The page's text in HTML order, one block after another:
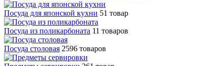
Посуда для японской кухни 51 товар
Посуда из поликарбоната 11 товаров
Посуда столовая 2596 товаров